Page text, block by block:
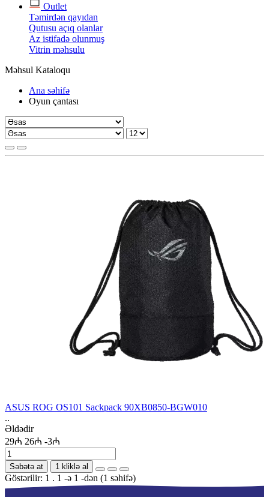
Outlet
Təmirdən qayıdan
Qutusu açıq olanlar
Az istifadə olunmuş
Vitrin məhsulu
Məhsul Kataloqu
Ana səhifə
Oyun çantası
ASUS ROG OS101 Sackpack 90XB0850-BGW010
..
Əldədir
29₼ 26₼ -3₼
Səbətə at 1 kliklə al
Göstərilir: 1 . 1 -ə 1 -dən (1 səhifə)